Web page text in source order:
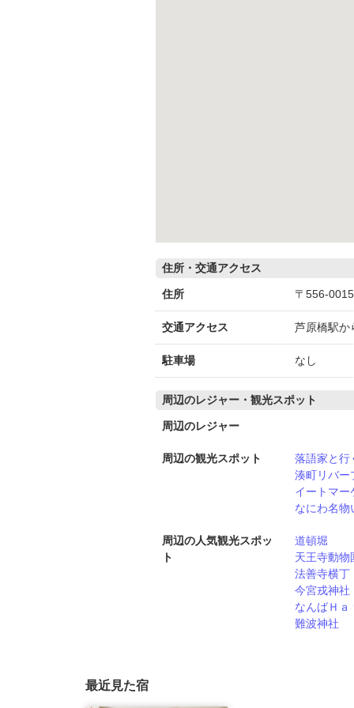
住所・交通アクセス
住所 〒556-
交通アクセス 芦原橋駅か
駐車場 なし
周辺のレジャー・観光スポット
周辺のレジャー
周辺の観光スポット
落語家と
湊町リバー
イートマ
なにわ名物
周辺の人気観光スポッ
ト
道頓堀
天王寺動物
法善寺横丁
今宮戎神社
なんばＨａ
難波神社
最近見た宿